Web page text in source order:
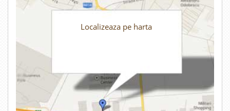
Localizeaza pe harta